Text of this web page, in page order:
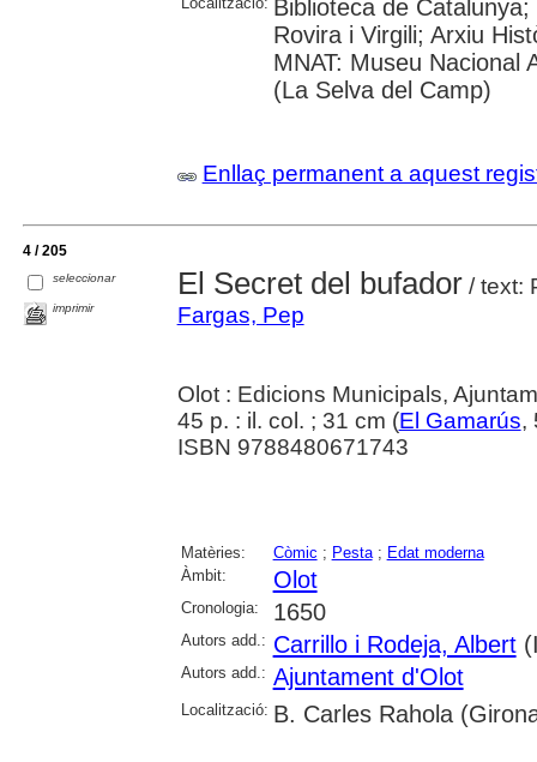
Biblioteca de
Rovira i Virgili; Arxiu
MNAT: Museu Nacional
(La Selva del Camp)
Enllaç permanent a aquest
4 / 205
seleccionar
imprimir
El Secret del bufador/ text:
Fargas, Pep
Olot : Edicions Municipals,
45 p. : il. col. ; 31 cm (El Gamarús,
ISBN 9788480671743
Matèries: Còmic ; Pesta; Edat moderna
Àmbit:
Olot
Cronologia: 1650
Autors add.: Carrillo i Rodeja, Albert
Autors add.: Ajuntament d'Olot
Localització: B. Carles Rahola